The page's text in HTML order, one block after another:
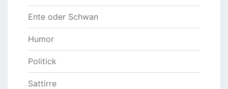
Ente oder Schwan
Humor
Politick
Sattirre